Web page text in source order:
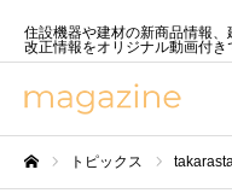
住設機器や建材の新商品情報、
改正情報をオリジナル動画付き
トピックス